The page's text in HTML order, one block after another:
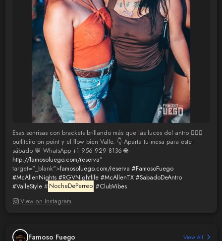
Esas sonrisas con brackets brillando más que las luces del antro 😮‍💨✨
outfitcito on point y el flow bien Valle. 👇 Aparta tu mesa para este
sábado 💬 WhatsApp +1 956 929 8136 🌐
http://famosofuego.com/reserva"
target="_blank">famosofuego.com/reserva #FamosoFuego
#McAllenNights #RGVNightlife #McAllenTX #SabadoDeAntro
#ValleStyle# NocheDePerreo #ClubVibes
View on Instagram
Famoso Fuego View All